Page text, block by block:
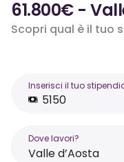
61.800€ -
Scopri qual è il tuo
Inserisci il tuo
Dove lavori?
Valle d’Aosta